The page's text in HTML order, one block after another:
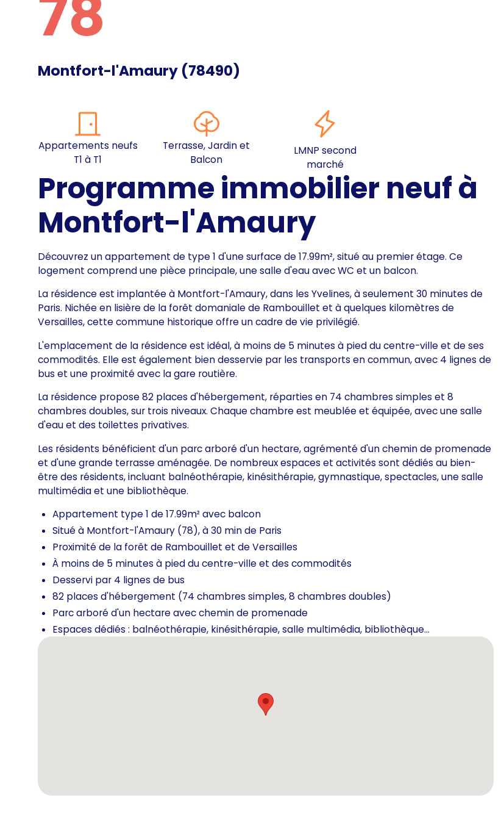
Montfort-l'Amaury (78490)
Appartements neufs
T1 à T1
Terrasse, Jardin et
Balcon
LMNP second
marché
Programme immobilier neuf à
Montfort-l'Amaury
Découvrez un appartement de type 1 d'une surface de 17.99m², situé au premier étage. Ce
logement comprend une pièce principale, une salle d'eau avec WC et un balcon.
La résidence est implantée à Montfort-l'Amaury, dans les Yvelines, à seulement 30 minutes de
Paris. Nichée en lisière de la forêt domaniale de Rambouillet et à quelques kilomètres de
Versailles, cette commune historique offre un cadre de vie privilégié.
L'emplacement de la résidence est idéal, à moins de 5 minutes à pied du centre-ville et de ses
commodités. Elle est également bien desservie par les transports en commun, avec 4 lignes de
bus et une proximité avec la gare routière.
La résidence propose 82 places d'hébergement, réparties en 74 chambres simples et 8
chambres doubles, sur trois niveaux. Chaque chambre est meublée et équipée, avec une salle
d'eau et des toilettes privatives.
Les résidents bénéficient d'un parc arboré d'un hectare, agrémenté d'un chemin de promenade
et d'une grande terrasse aménagée. De nombreux espaces et activités sont dédiés au bien-
être des résidents, incluant balnéothérapie, kinésithérapie, gymnastique, spectacles, une salle
multimédia et une bibliothèque.
Appartement type 1 de 17.99m² avec balcon
Situé à Montfort-l'Amaury (78), à 30 min de Paris
Proximité de la forêt de Rambouillet et de Versailles
À moins de 5 minutes à pied du centre-ville et des commodités
Desservi par 4 lignes de bus
82 places d'hébergement (74 chambres simples, 8 chambres doubles)
Parc arboré d'un hectare avec chemin de promenade
Espaces dédiés : balnéothérapie, kinésithérapie, salle multimédia, bibliothèque...